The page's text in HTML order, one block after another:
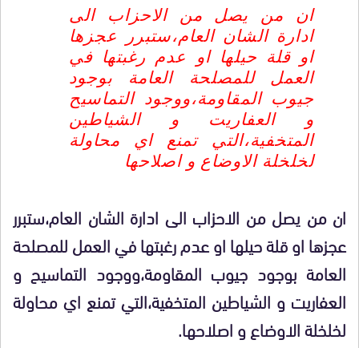
ان من يصل من الاحزاب الى
ادارة الشان العام،ستبرر عجزها
او قلة حيلها او عدم رغبتها في
العمل للمصلحة العامة بوجود
جيوب المقاومة،ووجود التماسيح
و العفاريت و الشياطين
المتخفية،التي تمنع اي محاولة
لخلخلة الاوضاع و اصلاحها
ان من يصل من الاحزاب الى ادارة الشان العام،ستبرر
عجزها او قلة حيلها او عدم رغبتها في العمل للمصلحة
العامة بوجود جيوب المقاومة،ووجود التماسيح و
العفاريت و الشياطين المتخفية،التي تمنع اي محاولة
لخلخلة الاوضاع و اصلاحها.